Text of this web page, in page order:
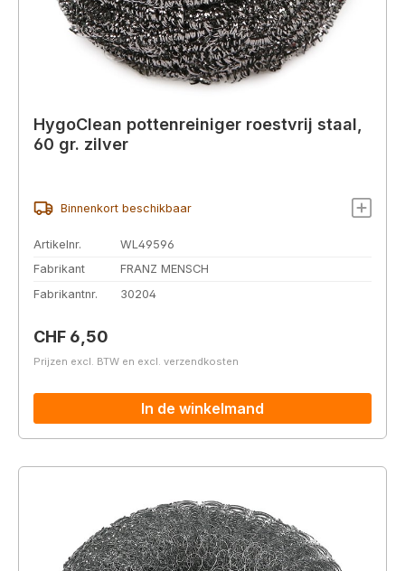
HygoClean pottenreiniger roestvrij staal,
60 gr. zilver
Binnenkort beschikbaar
Artikelnr.
WL49596
Fabrikant
FRANZ MENSCH
Fabrikantnr.
30204
Normale prijs:
CHF 6,50
Prijzen excl. BTW en excl. verzendkosten
In de winkelmand